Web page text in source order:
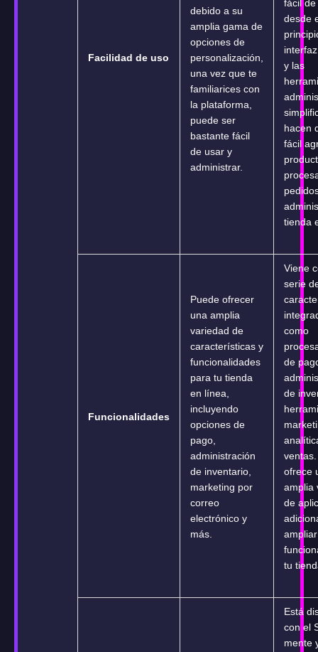
Facilidad de uso
debido a su
amplia gama de
opciones de
personalización,
una vez que te
familiarices con
la plataforma,
puede ser
bastante fácil
de usar y
administrar.
fácil de
desde
y las
hacen
fácil
tienda
Funcionalidades
Puede ofrecer
una amplia
variedad de
características y
funcionalidades
para tu tienda
en línea,
incluyendo
opciones de
pago,
administración
de inventario,
marketing por
correo
electrónico y
más.
Viene
serie
como
de
de
ofrece
amplia
de
tu
Está
con el
mente